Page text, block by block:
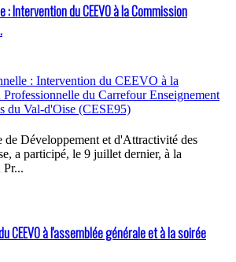
Intervention du CEEVO à la Commission
Développement et d'Attractivité des
a participé, le 9 juillet dernier, à la
CEEVO à l'assemblée générale et à la soirée